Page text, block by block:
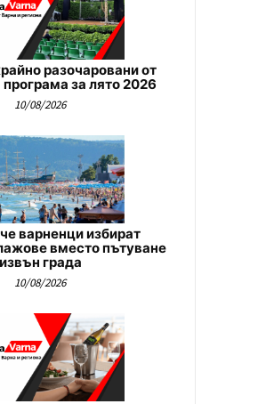
разочаровани от
програма за лято 2026
10/08/2026
варненци избират
вместо пътуване
извън града
10/08/2026